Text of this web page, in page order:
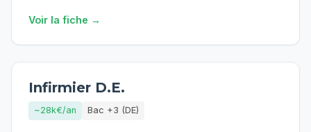
Voir la fiche →
Infirmier D.E.
~28k€/an Bac +3 (DE)